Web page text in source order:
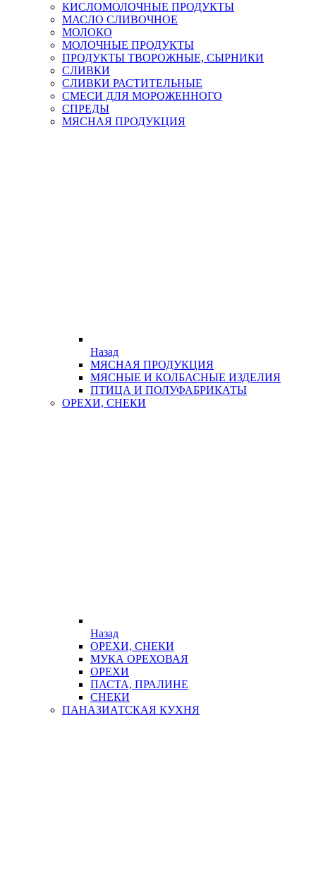
КИСЛОМОЛОЧНЫЕ ПРОДУКТЫ
МАСЛО СЛИВОЧНОЕ
МОЛОКО
МОЛОЧНЫЕ ПРОДУКТЫ
ПРОДУКТЫ ТВОРОЖНЫЕ, СЫРНИКИ
СЛИВКИ
СЛИВКИ РАСТИТЕЛЬНЫЕ
СМЕСИ ДЛЯ МОРОЖЕННОГО
СПРЕДЫ
МЯСНАЯ ПРОДУКЦИЯ
Назад
МЯСНАЯ ПРОДУКЦИЯ
МЯСНЫЕ И КОЛБАСНЫЕ ИЗДЕЛИЯ
ПТИЦА И ПОЛУФАБРИКАТЫ
ОРЕХИ, СНЕКИ
Назад
ОРЕХИ, СНЕКИ
МУКА ОРЕХОВАЯ
ОРЕХИ
ПАСТА, ПРАЛИНЕ
СНЕКИ
ПАНАЗИАТСКАЯ КУХНЯ